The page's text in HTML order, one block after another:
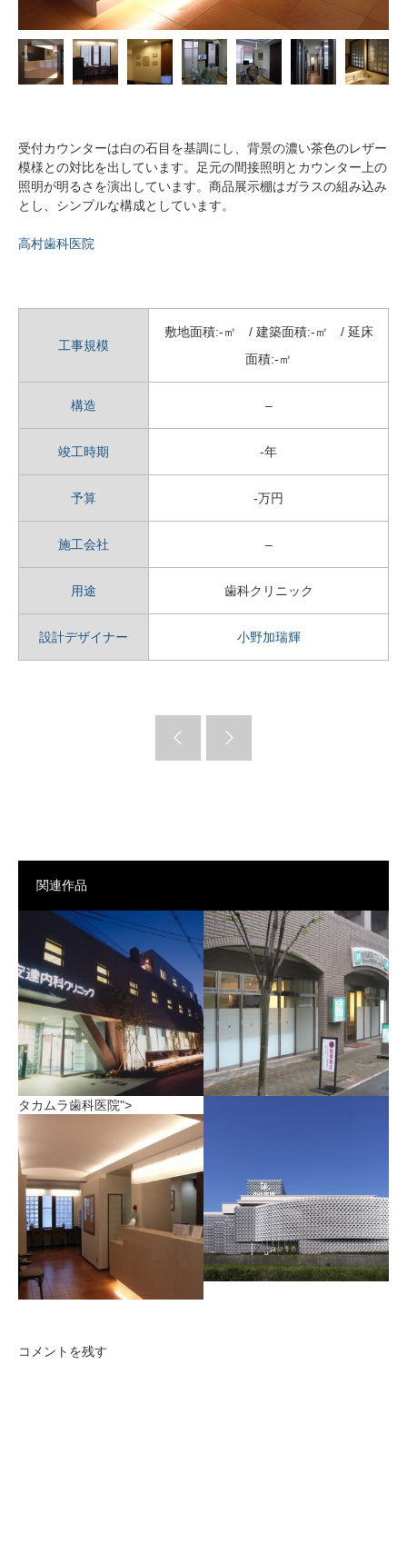
受付カウンターは白の石目を基調にし、背景の濃い茶色のレザー
模様との対比を出しています。足元の間接照明とカウンター上の
照明が明るさを演出しています。商品展示棚はガラスの組み込み
とし、シンプルな構成としています。
高村歯科医院
工事規模
敷地面積:-㎡ / 建築面積:-㎡ / 延床
面積:-㎡
構造 –
竣工時期 -年
予算 -万円
施工会社 –
用途 歯科クリニック
設計デザイナー 小野加瑞輝
関連作品
青森AHC
この度、36年間働いてくれた
クリニックを継ぐ息子さんと
山手歯科クリニック
高級感と暖かみのある格調高
い歯科医院設計。
タカムラ歯科医院">
コメントを残す